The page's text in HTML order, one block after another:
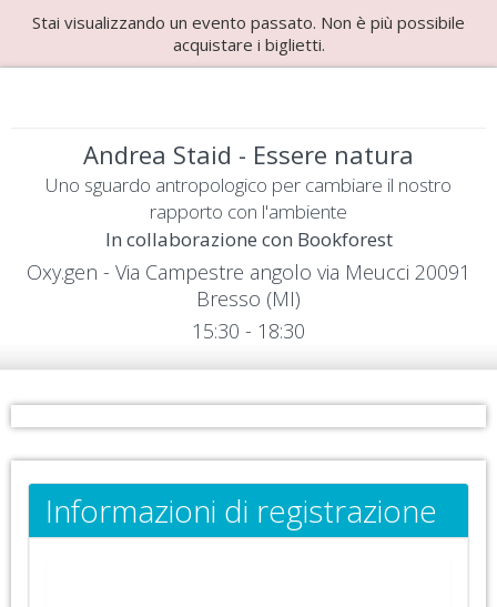
Stai visualizzando un evento passato. Non è più possibile
acquistare i biglietti.
Andrea Staid - Essere natura
Uno sguardo antropologico per cambiare il nostro
rapporto con l'ambiente
In collaborazione con Bookforest
Oxy.gen - Via Campestre angolo via Meucci 20091
Bresso (MI)
15:30 - 18:30
Informazioni di registrazione